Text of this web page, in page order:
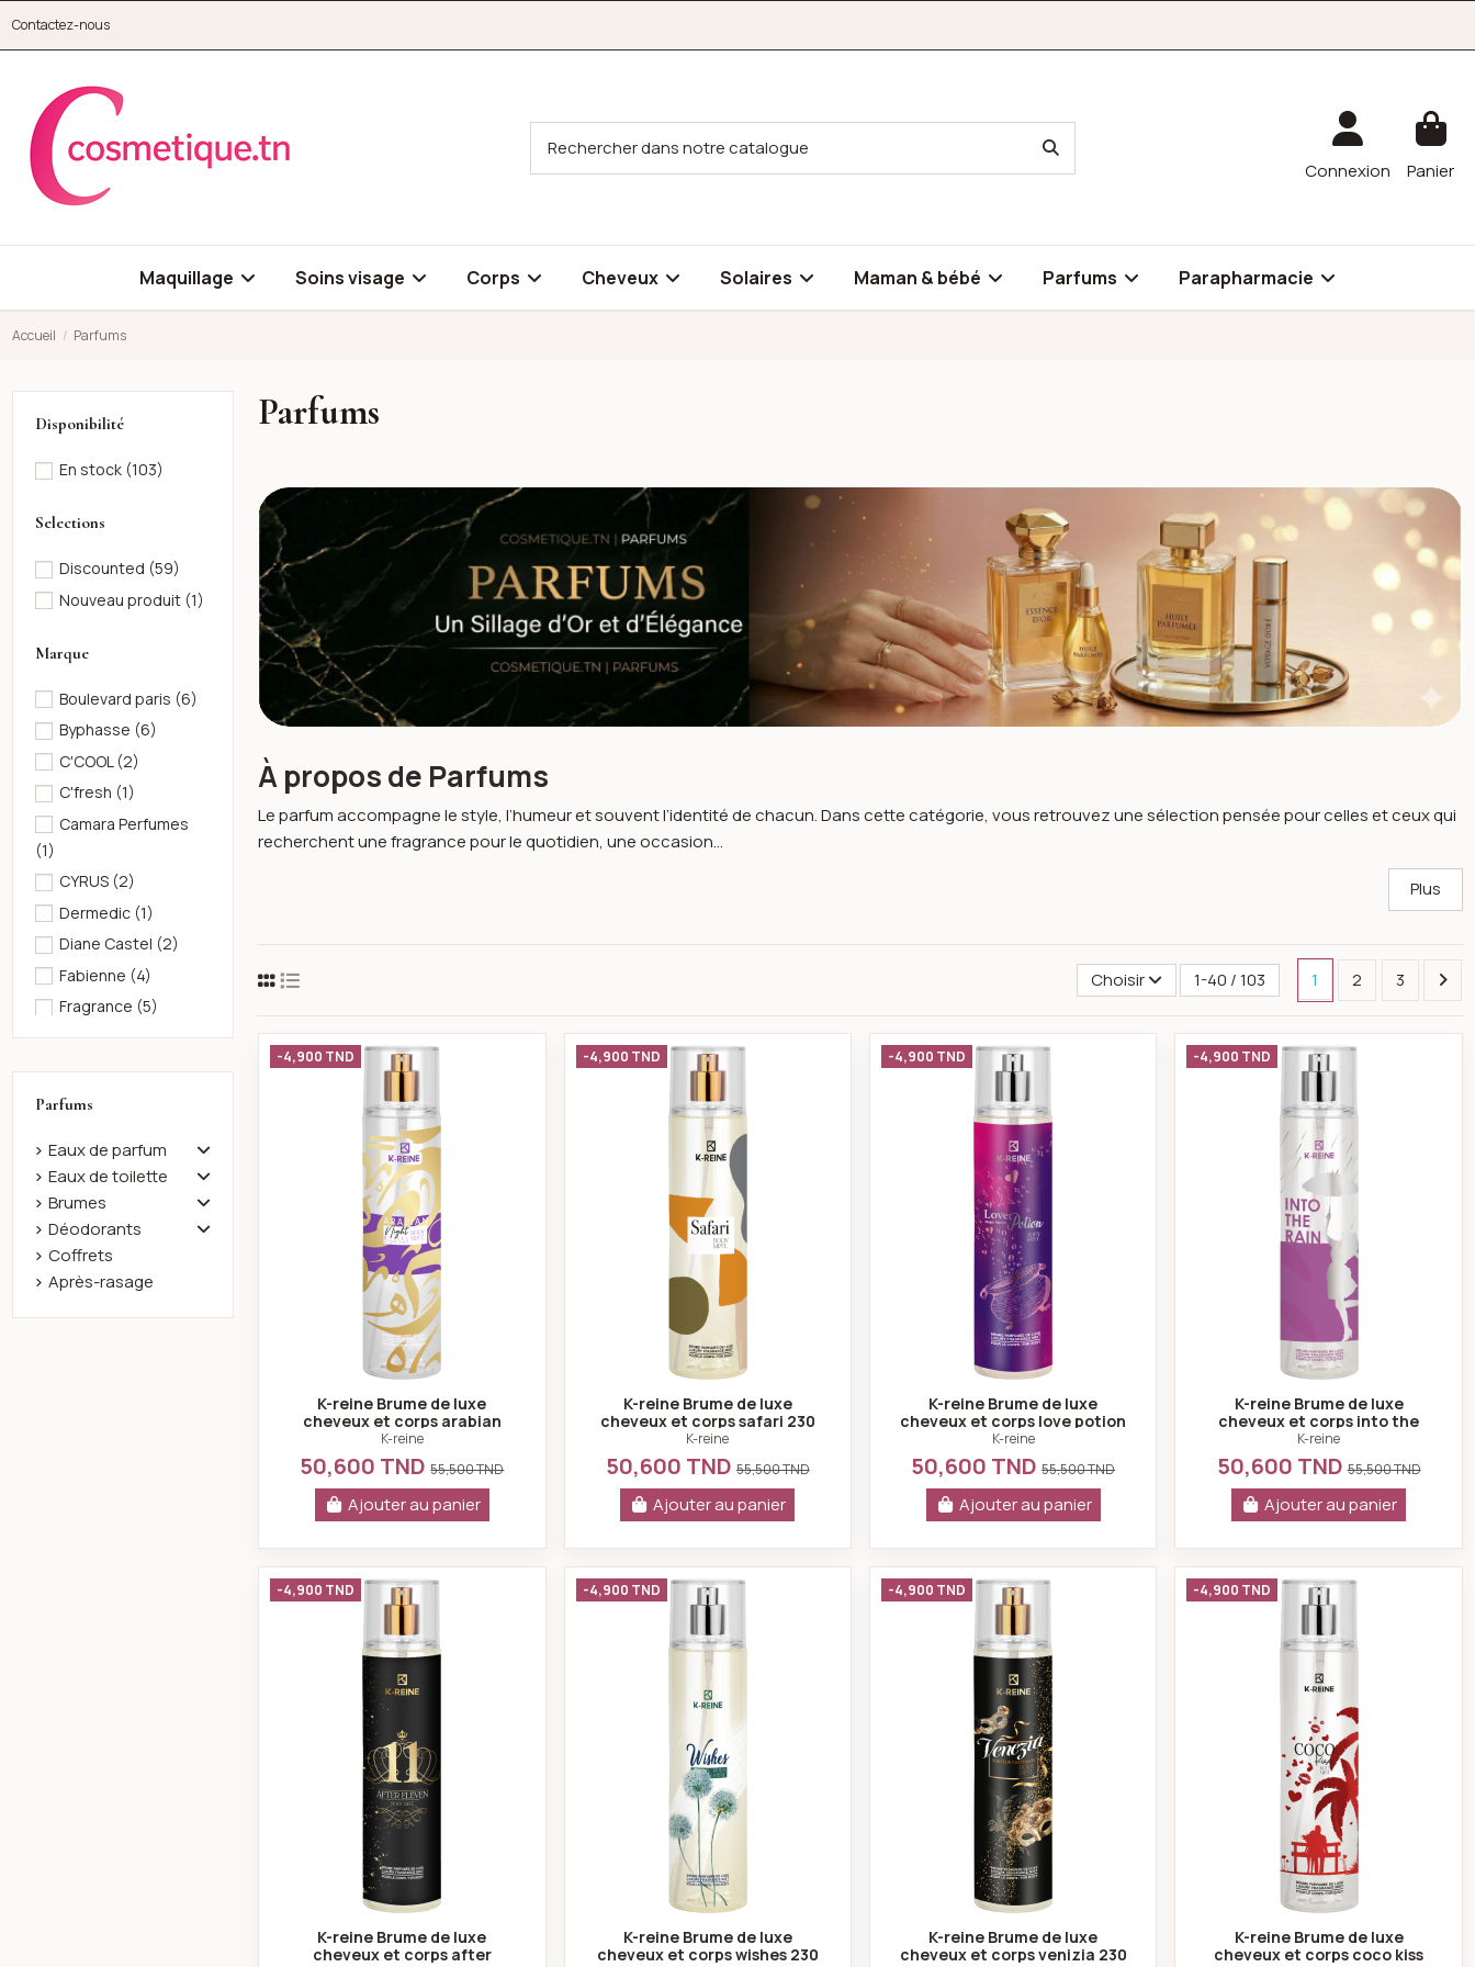
Contactez-nous
Connexion Panier
Maquillage Soins visage Corps Cheveux Solaires Maman & bébé Parfums Parapharmacie
Accueil Parfums
Parfums
À propos de Parfums
Le parfum accompagne le style, l’humeur et souvent l’identité de chacun. Dans cette catégorie, vous retrouvez une sélection pensée pour celles et ceux qui
recherchent une fragrance pour le quotidien, une occasion...
Plus
Choisir 1-40 / 103 1 2 3
K-reine Brume de luxe cheveux et corps arabian night 230 ml
-4,900 TND
K-reine Brume de luxe
cheveux et corps arabian
night 230 ml
K-reine
50,600 TND55,500 TND
Ajouter au panier
K-reine Brume de luxe cheveux et corps safari 230 ml
-4,900 TND
K-reine Brume de luxe
cheveux et corps safari 230
ml
K-reine
50,600 TND55,500 TND
Ajouter au panier
K-reine Brume de luxe cheveux et corps love potion 230 ml
-4,900 TND
K-reine Brume de luxe
cheveux et corps love potion
230 ml
K-reine
50,600 TND55,500 TND
Ajouter au panier
K-reine Brume de
-4,900 TND
K-reine Brume de luxe
cheveux et corps into the
rain 230 ml
K-reine
50,600 TND55,500 TND
Ajouter au panier
K-reine Brume de luxe cheveux et corps after eleven 230 ml
-4,900 TND
K-reine Brume de luxe
cheveux et corps after
K-reine Brume de luxe cheveux et corps wishes 230 ml
-4,900 TND
K-reine Brume de luxe
cheveux et corps wishes 230
K-reine Brume de luxe cheveux et corps venizia 230 ml
-4,900 TND
K-reine Brume de luxe
cheveux et corps venizia 230
K-reine Brume de
-4,900 TND
K-reine Brume de luxe
cheveux et corps coco kiss
Disponibilité
En stock (103)
Selections
Discounted (59)
Nouveau produit (1)
Marque
Boulevard paris (6)
Byphasse (6)
C'COOL (2)
C'fresh (1)
Camara Perfumes
(1)
CYRUS (2)
Dermedic (1)
Diane Castel (2)
Fabienne (4)
Fragrance (5)
Geparlys(9)
Jóia(1)
K-reine
PRECIEUX (1)
Lacoste(1)
Lolita Bonita
MARVEL
Paris Bleu(14)
Sistelle Paris(3)
Parfums
Eaux de parfum
Eaux de toilette
Brumes
Déodorants
Coffrets
Après-rasage